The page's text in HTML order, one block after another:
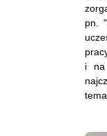
pn.
i na